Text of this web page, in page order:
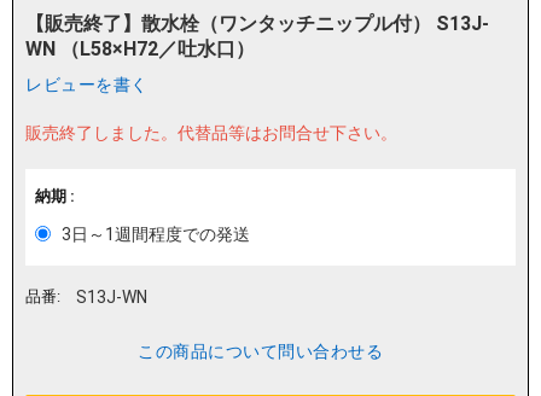
【販売終了】散水栓（ワンタッチニップル付） S13J-
WN （L58×H72／吐水口）
レビューを書く
販売終了しました。 代替品等はお問合せ下さい。
納期 :
3日～1週間程度での発送
品番: S13J-WN
この商品について問い合わせる